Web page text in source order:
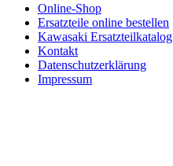
Online-Shop
Ersatzteile online bestellen
Kawasaki Ersatzteilkatalog
Kontakt
Datenschutzerklärung
Impressum